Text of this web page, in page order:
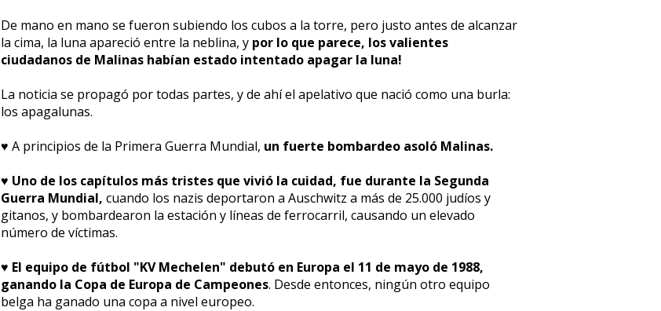
De mano en mano se fueron subiendo los cubos a la torre, pero justo antes de alcanzar
la cima, la luna apareció entre la neblina, y por lo que parece, los valientes
ciudadanos de Malinas habían estado intentado apagar la luna!
La noticia se propagó por todas partes, y de ahí el apelativo que nació como una burla:
los apagalunas.
♥️ A principios de la Primera Guerra Mundial, un fuerte bombardeo asoló Malinas.
♥️ Uno de los capítulos más tristes que vivió la cuidad, fue durante la Segunda
Guerra Mundial, cuando los nazis deportaron a Auschwitz a más de 25.000 judíos y
gitanos, y bombardearon la estación y líneas de ferrocarril, causando un elevado
número de víctimas.
♥️ El equipo de fútbol "KV Mechelen" debutó en Europa el 11 de mayo de 1988,
ganando la Copa de Europa de Campeones. Desde entonces, ningún otro equipo
belga ha ganado una copa a nivel europeo.